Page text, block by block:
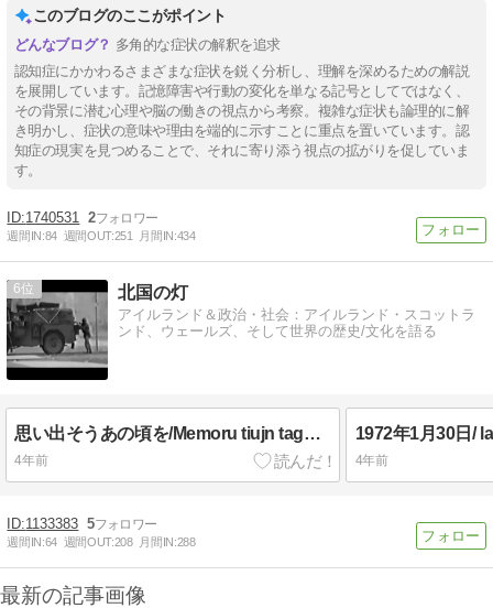
このブログのここがポイント
多角的な症状の解釈を追求
認知症にかかわるさまざまな症状を鋭く分析し、理解を深めるための解説
を展開しています。記憶障害や行動の変化を単なる記号としてではなく、
その背景に潜む心理や脳の働きの視点から考察。複雑な症状も論理的に解
き明かし、症状の意味や理由を端的に示すことに重点を置いています。認
知症の現実を見つめることで、それに寄り添う視点の拡がりを促していま
す。
1740531 2
週間IN:84 週間OUT:251 月間IN:434
6 北国の灯
アイルランド＆政治・社会：アイルランド・スコットラ
ンド、ウェールズ、そして世界の歴史/文化を語る
思い出そうあの頃を/Memoru tiujn tagojn/Remember those days
4年前 4年前
1133383 5
週間IN:64 週間OUT:208 月間IN:288
最新の記事画像